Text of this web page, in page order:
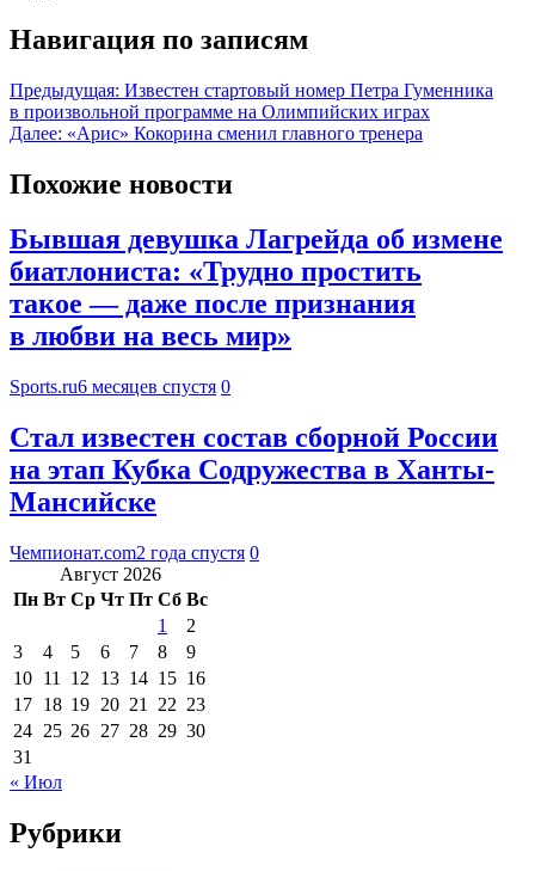
Навигация по записям
Предыдущая: Известен стартовый номер Петра Гуменника
в произвольной программе на Олимпийских играх
Далее: «Арис» Кокорина сменил главного тренера
Похожие новости
Бывшая девушка Лагрейда об измене
биатлониста: «Трудно простить
такое — даже после признания
в любви на весь мир»
Sports.ru6 месяцев спустя 0
Стал известен состав сборной России
на этап Кубка Содружества в Ханты-
Мансийске
Чемпионат.com2 года спустя 0
Август 2026
Пн Вт Ср Чт Пт Сб Вс
1
2
3
4 5 6 7 8
9
10 11 12 13 14 15 16
17 18 19 20 21 22 23
24 25 26 27 28 29 30
31
« Июл
Рубрики